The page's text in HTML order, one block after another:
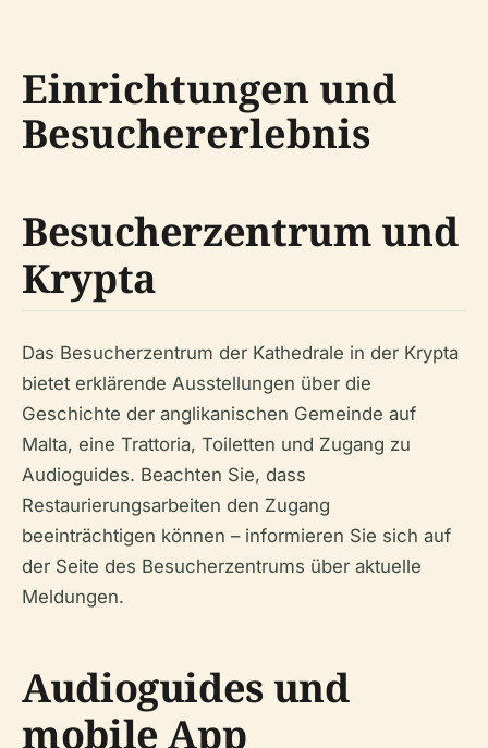
Einrichtungen und
Besuchererlebnis
Besucherzentrum und
Krypta
Das Besucherzentrum der Kathedrale in der Krypta
bietet erklärende Ausstellungen über die
Geschichte der anglikanischen Gemeinde auf
Malta, eine Trattoria, Toiletten und Zugang zu
Audioguides. Beachten Sie, dass
Restaurierungsarbeiten den Zugang
beeinträchtigen können – informieren Sie sich auf
der Seite des Besucherzentrums über aktuelle
Meldungen.
Audioguides und
mobile App